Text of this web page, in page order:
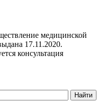
медицинской
17.11.2020.
консультация
Найти